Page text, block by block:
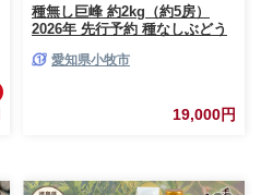
種無し巨峰 約2kg（約5房）
2026年 先行予約 種なしぶどう
愛知県小牧市
19,000円